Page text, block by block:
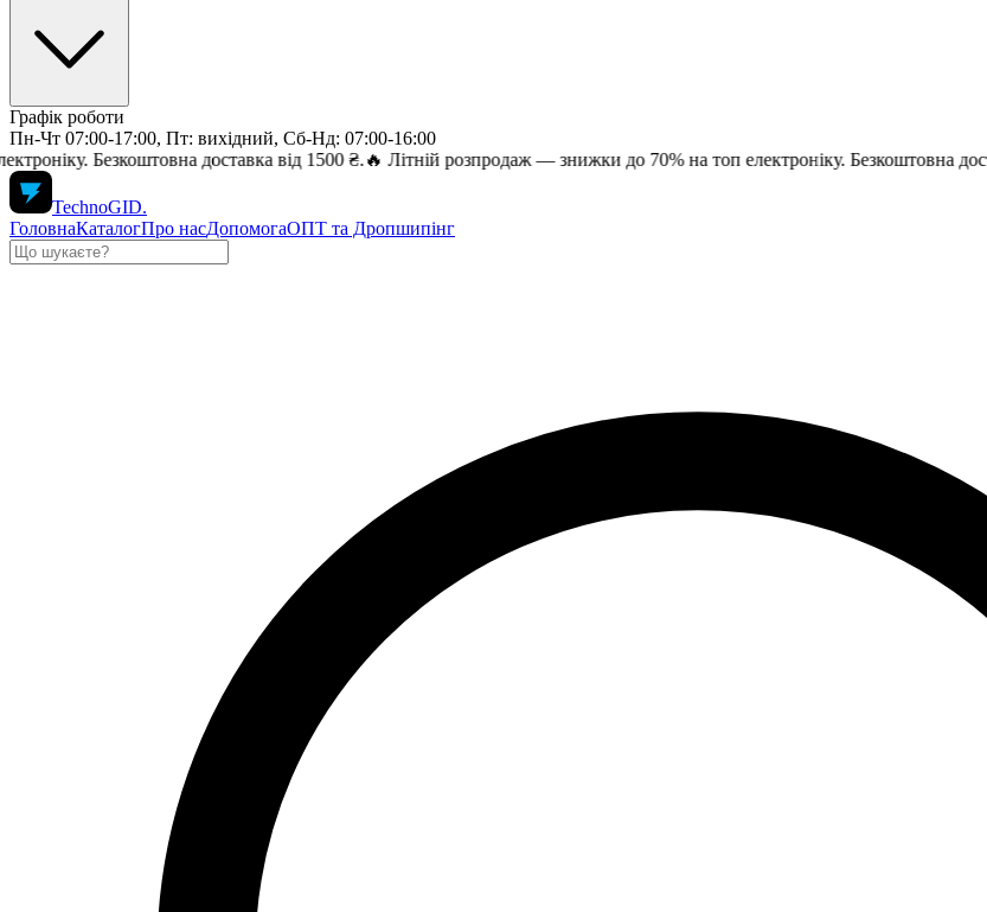
Графік роботи
Пн-Чт 07:00-17:00, Пт: вихідний, Сб-Нд: 07:00-16:00
Безкоштовна доставка від 1500 ₴.🔥 Літній розпродаж — знижки до 70% на топ електроніку. Безкоштовна доставка
TechnoGID.
ГоловнаКаталогПро насДопомогаОПТ та Дропшипінг